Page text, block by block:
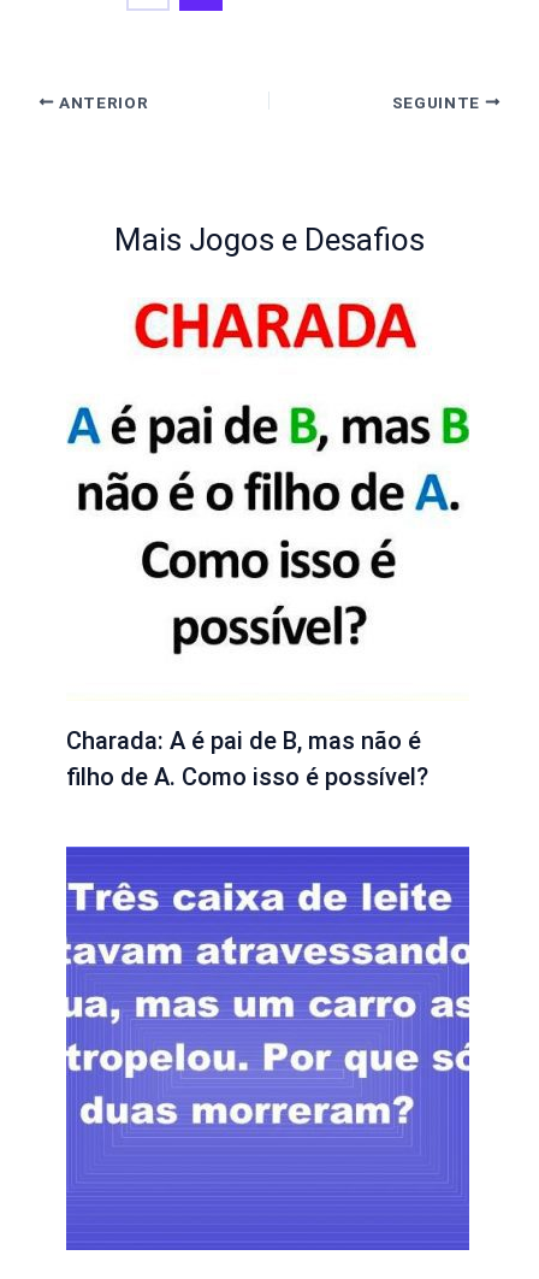
ANTERIOR SEGUINTE
Mais Jogos e Desafios
Charada: A é pai de B, mas não é
filho de A. Como isso é possível?